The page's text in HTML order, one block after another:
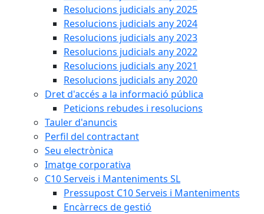
Resolucions judicials any 2025
Resolucions judicials any 2024
Resolucions judicials any 2023
Resolucions judicials any 2022
Resolucions judicials any 2021
Resolucions judicials any 2020
Dret d'accés a la informació pública
Peticions rebudes i resolucions
Tauler d'anuncis
Perfil del contractant
Seu electrònica
Imatge corporativa
C10 Serveis i Manteniments SL
Pressupost C10 Serveis i Manteniments
Encàrrecs de gestió